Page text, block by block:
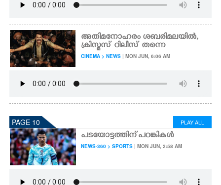
അ​തി​മ​നോ​ഹ​രം ശ​ബ​രി​മ​ല​യിൽ,​
ക്രി​സ്മ​സ് ​ റി​ലീ​സ് ​ ത​ന്നെ
CINEMA > NEWS | MON JUN, 6:06 AM
PAGE 10 PLAY ALL
പടയോട്ടത്തിന് പറങ്കികൾ
NEWS-360 > SPORTS | MON JUN, 2:58 AM